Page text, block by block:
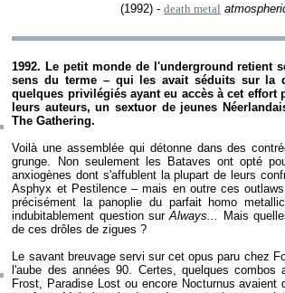
(1992) -death metal
1992. Le petit monde de l'underground retient
sens du terme – qui les avait séduits sur la
quelques privilégiés ayant eu accès à cet
leurs auteurs, un sextuor de jeunes
The Gathering.
Voilà une assemblée qui détonne dans des
grunge. Non seulement les Bataves ont opté
anxiogènes dont s'affublent la plupart de leurs
Asphyx et Pestilence – mais en outre ces
précisément la panoplie du parfait homo
indubitablement question surAlways...
Mais
de ces drôles de zigues ?
Le savant breuvage servi sur cet opus paru chez
l'aube des années 90. Certes, quelques
Frost, Paradise Lost ou encore Nocturnus